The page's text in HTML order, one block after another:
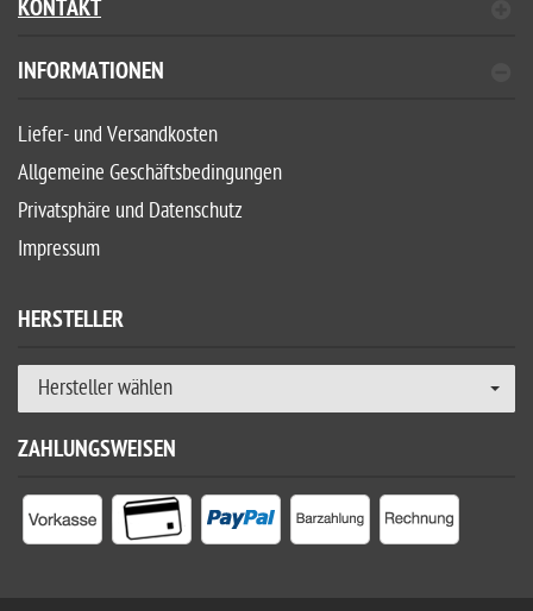
KONTAKT
INFORMATIONEN
Liefer- und Versandkosten
Allgemeine Geschäftsbedingungen
Privatsphäre und Datenschutz
Impressum
HERSTELLER
Hersteller wählen
ZAHLUNGSWEISEN